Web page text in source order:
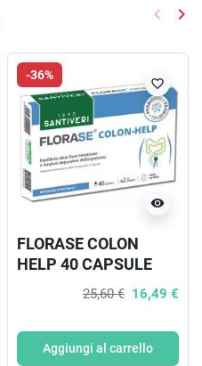
keyboard_arrow_left keyboard_arrow_right
-36%
visibility
favorite_border
FLORASE COLON
HELP 40 CAPSULE
25,60 € 16,49 €
Aggiungi al carrello